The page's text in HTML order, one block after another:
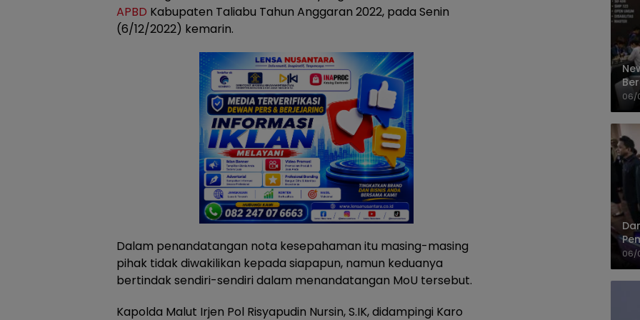
APBD Kabupaten Taliabu Tahun Anggaran 2022, pada Senin
(6/12/2022) kemarin.
Dalam penandatangan nota kesepahaman itu masing-masing
pihak tidak diwakilikan kepada siapapun, namun keduanya
bertindak sendiri-sendiri dalam menandatangan MoU tersebut.
Kapolda Malut Irjen Pol Risyapudin Nursin, S.IK, didampingi Karo
06/
06/